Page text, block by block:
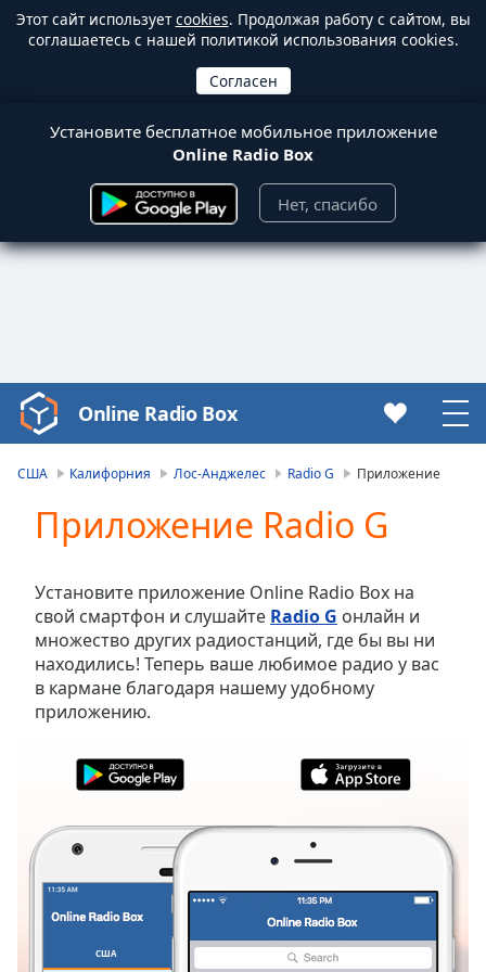
Этот сайт используетcookies. Продолжая работу с сайтом, вы
соглашаетесь с нашей политикой использования cookies.
Установите бесплатное мобильное приложение
Online Radio Box
Нет, спасибо
Video
Player
Video
Skip
Backward
Skip
Forward
Mute
Current
Time0:00
Duration-:-
Stream
Type
LIVE
Seek to
currently
Online Radio Box
США Калифорния Лос-Анджелес Radio G Приложение
Приложение Radio G
Установите приложение Online Radio Box на
свой смартфон и слушайте Radio G онлайн и
множество других радиостанций, где бы вы ни
находились! Теперь ваше любимое радио у вас
в кармане благодаря нашему удобному
приложению.
США